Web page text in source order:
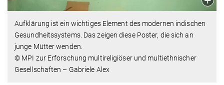
Aufklärung ist ein wichtiges Element des modernen indischen
Gesundheitssystems. Das zeigen diese Poster, die sich an
junge Mütter wenden.
© MPI zur Erforschung multireligiöser und multiethnischer
Gesellschaften – Gabriele Alex